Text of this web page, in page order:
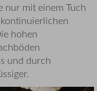
nur mit einem Tuch
hohen
und durch